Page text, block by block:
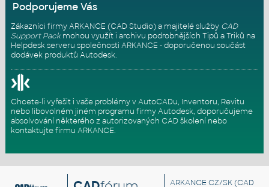
Podporujeme Vás
Zákazníci firmy ARKANCE (CAD Studio) a majitelé služby CAD
Support Packmohou využít i archivu podrobnějších Tipů a Triků na
Helpdesk serveru společnosti ARKANCE - doporučenou součást
dodávek produktů Autodesk.
Chcete-li vyřešit i vaše problémy v AutoCADu, Inventoru, Revitu
nebo libovolném jiném programu firmy Autodesk, doporučujeme
absolvování některého z autorizovaných CAD školenínebo
kontaktujte firmu ARKANCE.
ARKANCE CZ/SK(CAD